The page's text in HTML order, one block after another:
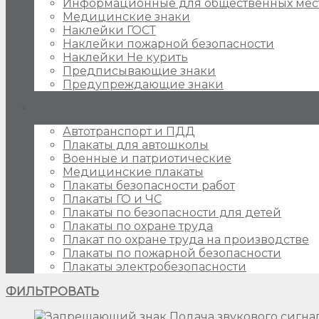
Информационные для общественных
Медицинские знаки
Наклейки ГОСТ
Наклейки пожарной безопасности
Наклейки Не курить
Предписывающие знаки
Предупреждающие знаки
Автотранспорт и ПДД
Плакаты для автошколы
Военные и патриотические
Медицинские плакаты
Плакаты безопасности работ
Плакаты ГО и ЧС
Плакаты по безопасности для детей
Плакаты по охране труда
Плакат по охране труда на производстве
Плакаты по пожарной безопасности
Плакаты электробезопасности
ФИЛЬТРОВАТЬ